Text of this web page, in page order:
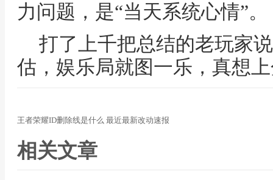
力问题，是“当天系统心情”。
打了上千把总结的老玩家
估，娱乐局就图一乐，真想
王者荣耀ID删除线是什么 最近最新改动速报
相关文章